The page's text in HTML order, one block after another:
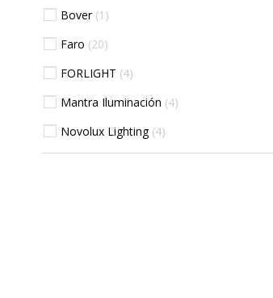
Bover 1
Faro 20
FORLIGHT 4
Mantra Iluminación 4
Novolux Lighting 4